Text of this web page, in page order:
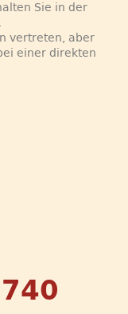
Sie in der
vertreten, aber
einer direkten